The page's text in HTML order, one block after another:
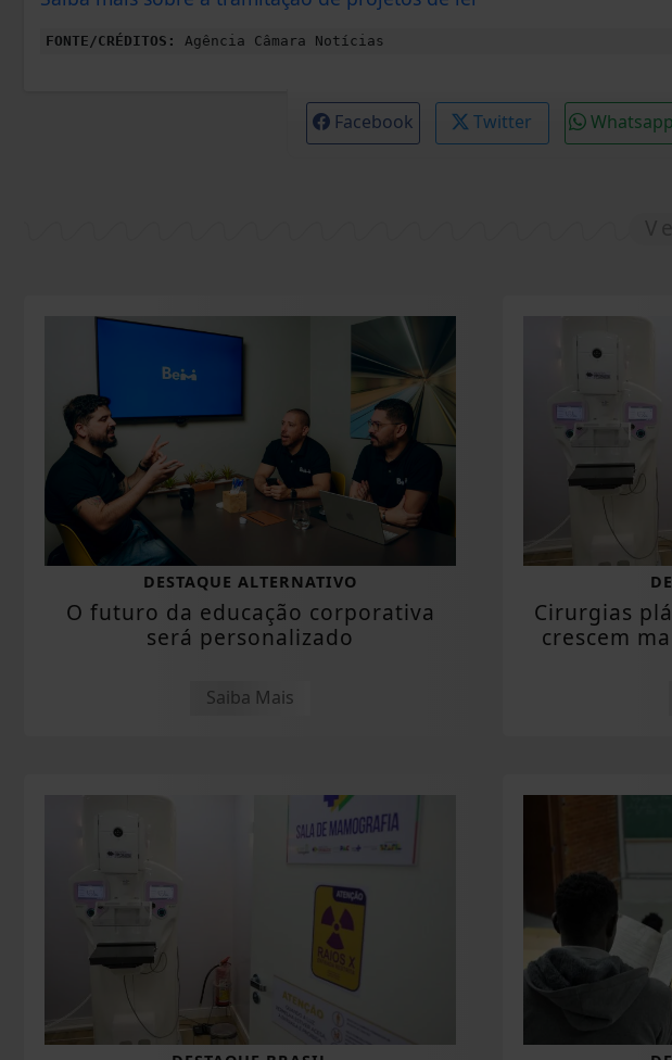
FONTE/CRÉDITOS: Agência Câmara Notícias
Facebook Twitter Whatsapp
DESTAQUE ALTERNATIVO
O futuro da educação corporativa
será personalizado
Saiba Mais
Cirurgias
crescem